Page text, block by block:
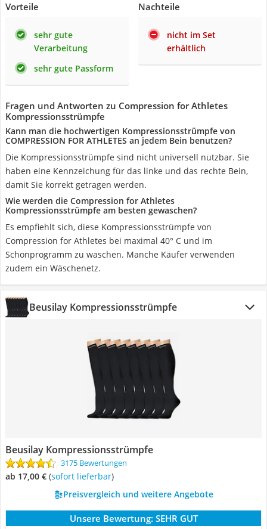
Vorteile
sehr gute
Verarbeitung
sehr gute Passform
Nachteile
nicht im Set
erhältlich
Fragen und Antworten zu Compression for Athletes
Kompressionsstrümpfe
Kann man die hochwertigen Kompressionsstrümpfe von
COMPRESSION FOR ATHLETES an jedem Bein benutzen?
Die Kompressionsstrümpfe sind nicht universell nutzbar. Sie
haben eine Kennzeichung für das linke und das rechte Bein,
damit Sie korrekt getragen werden.
Wie werden die Compression for Athletes
Kompressionsstrümpfe am besten gewaschen?
Es empfiehlt sich, diese Kompressionsstrümpfe von
Compression for Athletes bei maximal 40° C und im
Schonprogramm zu waschen. Manche Käufer verwenden
zudem ein Wäschenetz.
Beusilay Kompressionsstrümpfe
Beusilay Kompressionsstrümpfe
3175 Bewertungen
ab 17,00 € ( Sofort lieferbar)
Preisvergleich und weitere Angebote
Unsere Bewertung: SEHR GUT